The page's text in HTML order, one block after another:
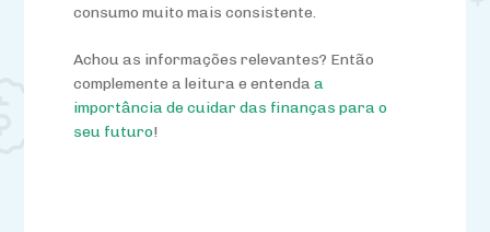
consumo muito mais consistente.
Achou as informações relevantes? Então
complemente a leitura e entendaa
importância de cuidar das finanças para o
seu futuro!